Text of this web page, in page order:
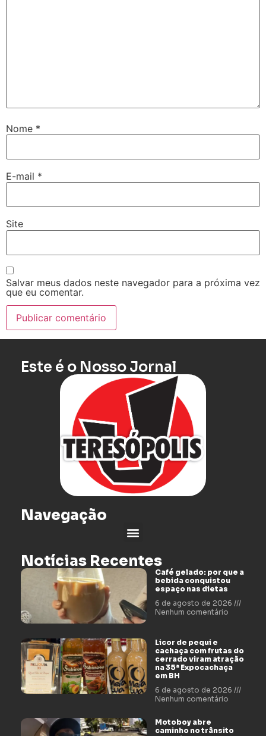
Nome *
E-mail *
Site
Salvar meus dados neste navegador para a próxima vez
que eu comentar.
Este é o Nosso Jornal
Navegação
Notícias Recentes
Café gelado: por que a
bebida conquistou
espaço nas dietas
6 de agosto de 2026
Nenhum comentário
Licor de pequi e
cachaça com frutas do
cerrado viram atração
na 35ª Expocachaça
em BH
6 de agosto de 2026
Nenhum comentário
Motoboy abre
caminho no trânsito